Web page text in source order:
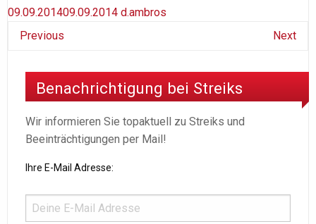
09.09.201409.09.2014 d.ambros
Previous
Next
Benachrichtigung bei Streiks
Wir informieren Sie topaktuell zu Streiks und
Beeinträchtigungen per Mail!
Ihre E-Mail Adresse: